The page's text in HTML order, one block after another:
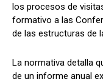
los procesos de
formativo a las
de las estructuras de
La normativa detalla
de un informe anual